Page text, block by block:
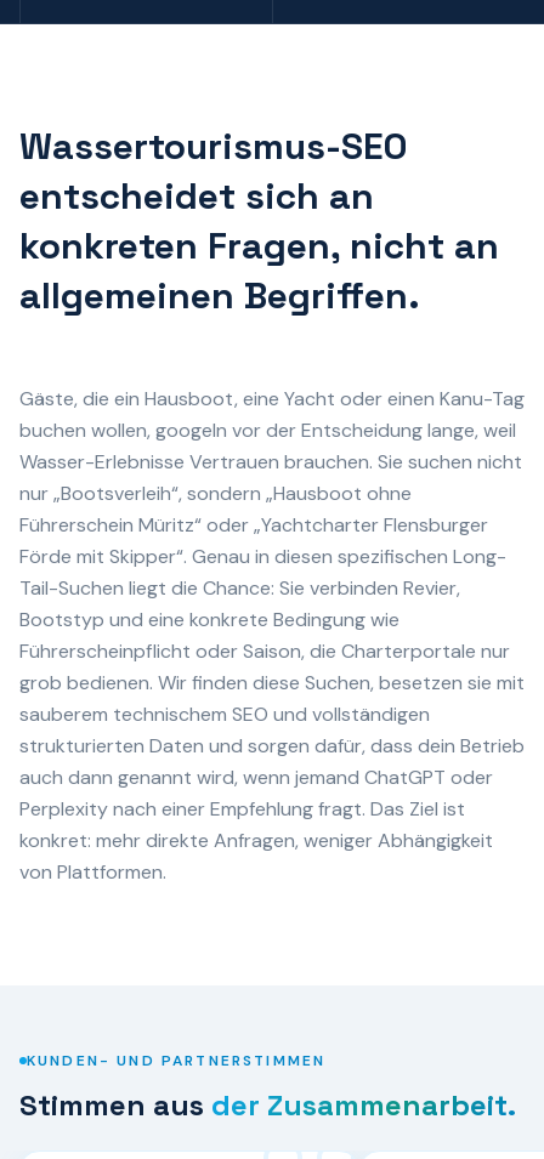
Wassertourismus-SEO
entscheidet sich an
konkreten Fragen, nicht an
allgemeinen Begriffen.
Gäste, die ein Hausboot, eine Yacht oder einen Kanu-Tag
buchen wollen, googeln vor der Entscheidung lange, weil
Wasser-Erlebnisse Vertrauen brauchen. Sie suchen nicht
nur „Bootsverleih“, sondern „Hausboot ohne
Führerschein Müritz“ oder „Yachtcharter Flensburger
Förde mit Skipper“. Genau in diesen spezifischen Long-
Tail-Suchen liegt die Chance: Sie verbinden Revier,
Bootstyp und eine konkrete Bedingung wie
Führerscheinpflicht oder Saison, die Charterportale nur
grob bedienen. Wir finden diese Suchen, besetzen sie mit
sauberem technischem SEO und vollständigen
strukturierten Daten und sorgen dafür, dass dein Betrieb
auch dann genannt wird, wenn jemand ChatGPT oder
Perplexity nach einer Empfehlung fragt. Das Ziel ist
konkret: mehr direkte Anfragen, weniger Abhängigkeit
von Plattformen.
KUNDEN- UND PARTNERSTIMMEN
Stimmen aus der Zusammenarbeit.